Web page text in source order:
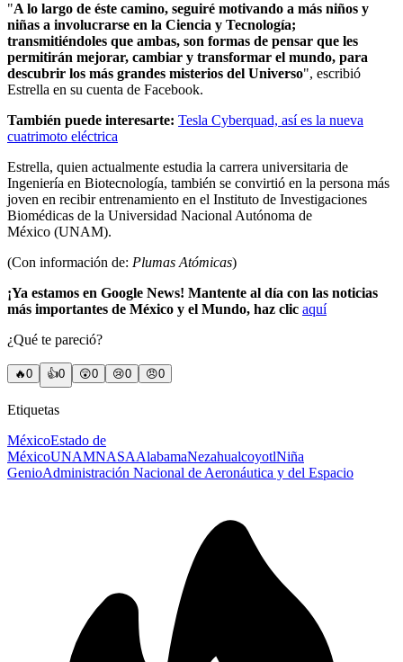
"A lo largo de éste camino, seguiré motivando a más niños y
niñas a involucrarse en la Ciencia y Tecnología;
transmitiéndoles que ambas, son formas de pensar que les
permitirán mejorar, cambiar y transformar el mundo, para
descubrir los más grandes misterios del Universo", escribió
Estrella en su cuenta de Facebook.
También puede interesarte: Tesla Cyberquad, así es la nueva
cuatrimoto eléctrica
Estrella, quien actualmente estudia la carrera universitaria de
Ingeniería en Biotecnología, también se convirtió en la persona más
joven en recibir entrenamiento en el Instituto de Investigaciones
Biomédicas de la Universidad Nacional Autónoma de
México (UNAM).
(Con información de: Plumas Atómicas)
¡Ya estamos en Google News! Mantente al día con las noticias
más importantes de México y el Mundo, haz clic aquí
¿Qué te pareció?
🔥0 👍0 😲0 😢0 😠0
Etiquetas
MéxicoEstado de
MéxicoUNAMNASAAlabamaNezahualcoyotlNiña
GenioAdministración Nacional de Aeronáutica y del Espacio